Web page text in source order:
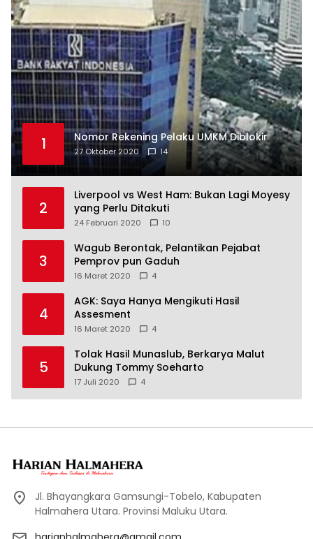
1 Nomor Rekening Pelaku UMKM Diblokir
27 Oktober 2020 14
2
Liverpool vs West Ham: Bukan Lagi Moyesy
yang Perlu Ditakuti
24 Februari 2020 10
3
Wagub Berontak, Pelantikan Pejabat
Pemprov pun Gaduh
16 Maret 2020 4
4
AGK: Saya Hanya Mengikuti Hasil
Assesment
16 Maret 2020 4
5
Tolak Hasil Munaslub, Berkarya Malut
Dukung Tommy Soeharto
17 Juli 2020 4
Jl. Bhayangkara Gamsungi-Tobelo, Kabupaten
Halmahera Utara. Provinsi Maluku Utara.